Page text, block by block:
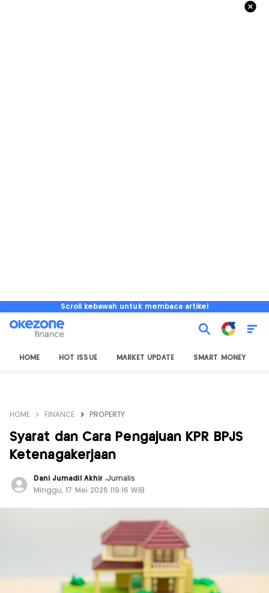
Scroll kebawah untuk membaca artikel
HOME HOT ISSUE MARKET UPDATE SMART MONEY
HOME FINANCE PROPERTY
Syarat dan Cara Pengajuan KPR BPJS
Ketenagakerjaan
Dani Jumadil Akhir ,Jurnalis
Minggu, 17 Mei 2026 |19:16 WIB